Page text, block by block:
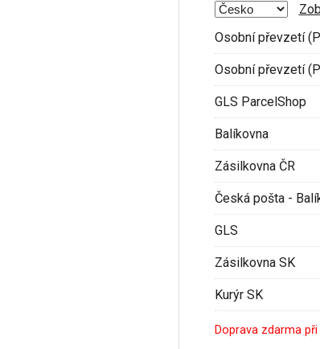
Osobní převzetí
Osobní převzetí
GLS ParcelShop
Balíkovna
Zásilkovna ČR
Česká pošta -
GLS
Zásilkovna SK
Kurýr SK
Doprava zdarma